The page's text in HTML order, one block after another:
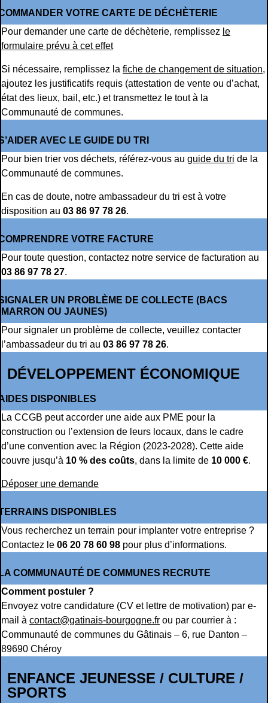
VOTRE CARTE DE DÉCHÈTERIE
Pour demander une carte de déchèterie, remplissez le
formulaire prévu à cet effet
Si nécessaire, remplissez la fiche de changement de situation,
ajoutez les justificatifs requis (attestation de vente ou d’achat,
état des lieux, bail, etc.) et transmettez le tout à la
Communauté de communes.
AVEC LE GUIDE DU TRI
Pour bien trier vos déchets, référez-vous au guide du tri de la
Communauté de communes.
En cas de doute, notre ambassadeur du tri est à votre
disposition au 03 86 97 78 26.
VOTRE FACTURE
Pour toute question, contactez notre service de facturation au
03 86 97 78 27.
UN PROBLÈME DE COLLECTE (BACS
MARRON OU JAUNES)
Pour signaler un problème de collecte, veuillez contacter
l’ambassadeur du tri au 03 86 97 78 26.
DÉVELOPPEMENT ÉCONOMIQUE
DISPONIBLES
La CCGB peut accorder une aide aux PME pour la
construction ou l’extension de leurs locaux, dans le cadre
d’une convention avec la Région (2023-2028). Cette aide
couvre jusqu’à 10 % des coûts, dans la limite de 10 000 €.
Déposer une demande
DISPONIBLES
Vous recherchez un terrain pour implanter votre entreprise ?
Contactez le 06 20 78 60 98 pour plus d’informations.
COMMUNAUTÉ DE COMMUNES RECRUTE
Comment postuler ?
Envoyez votre candidature (CV et lettre de motivation) par e-
mail à contact@gatinais-bourgogne.fr ou par courrier à :
Communauté de communes du Gâtinais – 6, rue Danton –
89690 Chéroy
ENFANCE JEUNESSE / CULTURE /
SPORTS